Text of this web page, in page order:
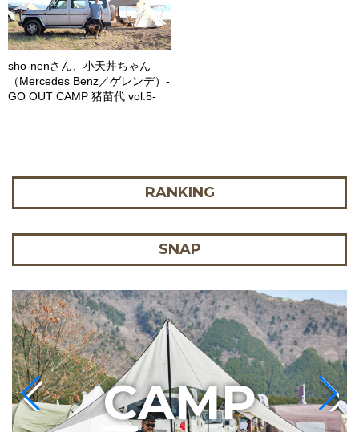
sho-nenさん、小天丼ちゃん
（Mercedes Benz／ゲレンデ）-
GO OUT CAMP 猪苗代 vol.5-
RANKING
SNAP
CAMP